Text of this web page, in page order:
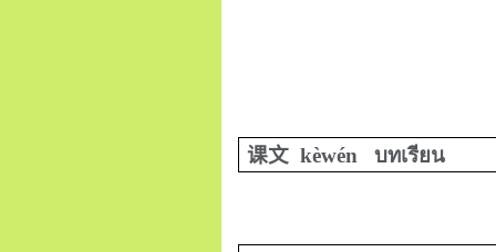
课文 kèwén บทเรียน